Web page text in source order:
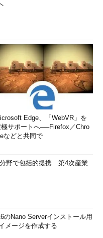
Edge、「WebVR」を
サポートへ──Firefox／Chro
などと共同で
野で包括的提携 第4次産業
のNano Serverインストール用
メージを作成する